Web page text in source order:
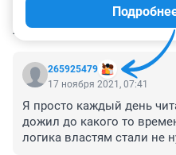
КОММЕНТАРИИ 42
265925479
17 ноября 2021, 07:41
Я просто каждый день
дожил до какого то
логика властям стали не